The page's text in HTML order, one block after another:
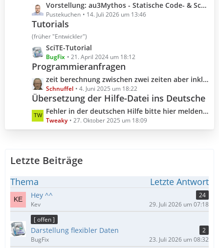
ä
g
e
B
e
i
t
r
ä
g
e
e
t
z
e
B
i
t
r
ä
g
e
Vorstellung: au3Mythos - Statische Code- & Scoping-Analyse für AutoIt 3
Pustekuchen 14. Juli 2026 um 13:46
Tutorials
(früher "Entwickler")
L
e
t
z
t
e
e
g
SciTE-Tutorial
BugFix 21. April 2024 um 18:12
Programmieranfragen
L
e
t
z
e
i
t
ä
g
e
zeit berechnung zwischen zwei zeiten aber inklusive millisekunden
Schnuffel 4. Juni 2025 um 18:22
Übersetzung der Hilfe-Datei ins Deutsche
L
e
t
e
e
t
r
ä
g
e
Fehler in der deutschen Hilfe bitte hier melden (Hilfedatei 3.3.18.0 2025.10.04)
Tweaky 27. Oktober 2025 um 18:09
Letzte Beiträge
Thema Letzte Antwort
Hey ^^
24
Kev
29. Juli 2026 um 07:18
[ offen ]
Darstellung flexibler Daten
2
BugFix
23. Juli 2026 um 08:32